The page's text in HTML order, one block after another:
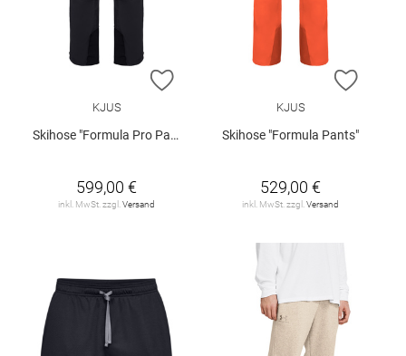
ZUR WUNSCHLISTE HINZUFÜGEN
KJUS
Skihose "Formula Pro Pants"
599,00 €
inkl. MwSt. zzgl. Versand
ZUR
KJUS
Skihose "Formula Pants"
529,00 €
inkl. MwSt. zzgl. Versand